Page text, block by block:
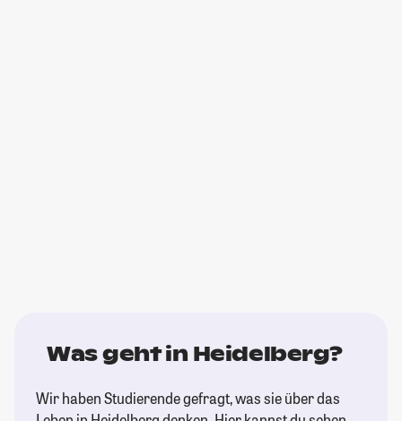
Was geht in Heidelberg?
Wir haben Studierende gefragt, was sie über das